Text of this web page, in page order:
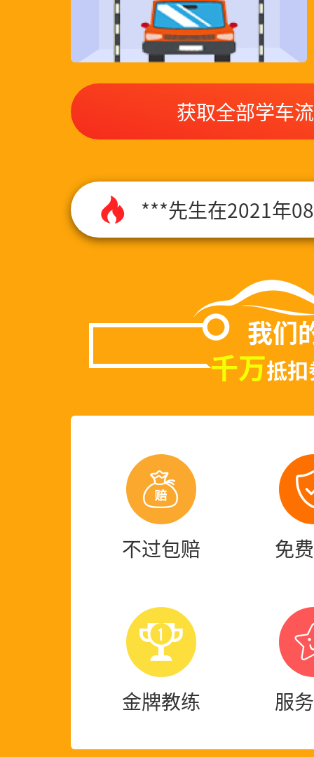
获取全部学车
***先生在2023年
CX***先生在2021
王女***先生在
***先生在2021年
***先生在2021年
徐晓***先生在
徐占***先生在
***先生在2021年
***先生在2021年
***先生在2021年
我们
千万抵
不过包赔 免
金牌教练 服